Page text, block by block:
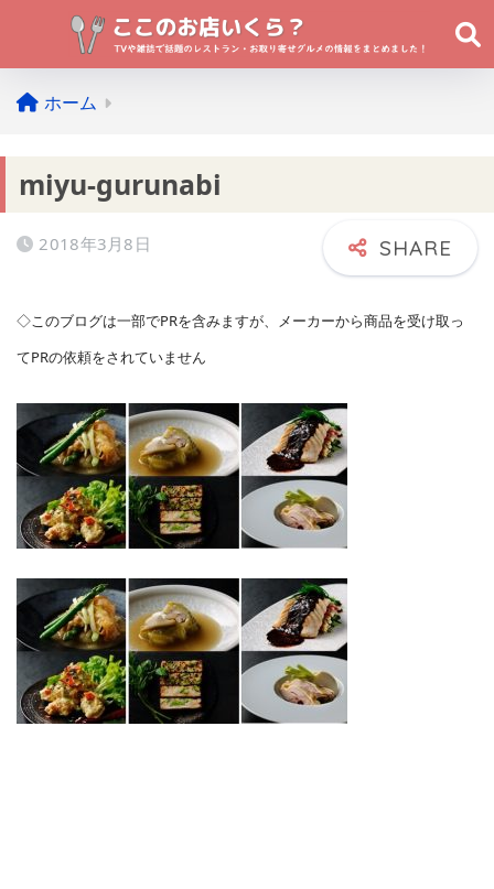
ホーム
miyu-gurunabi
2018年3月8日
◇このブログは一部でPRを含みますが、メーカーから商品を受け取っ
てPRの依頼をされていません